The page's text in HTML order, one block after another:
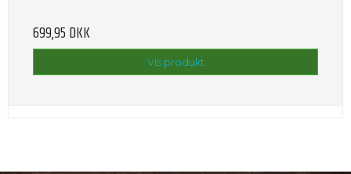
699,95 DKK
Vis produkt